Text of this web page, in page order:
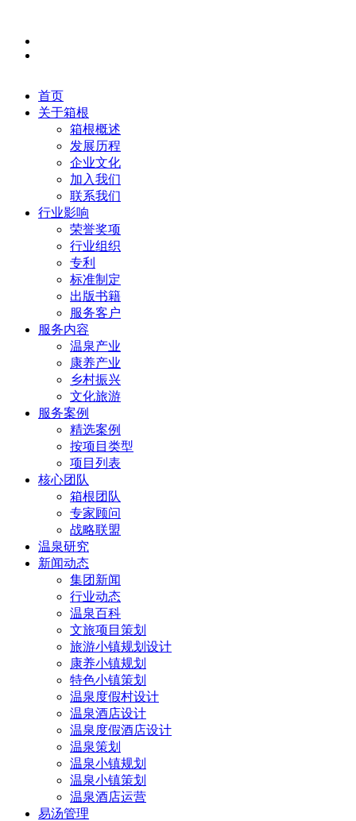
首页
关于箱根
箱根概述
发展历程
企业文化
加入我们
联系我们
行业影响
荣誉奖项
行业组织
专利
标准制定
出版书籍
服务客户
服务内容
温泉产业
康养产业
乡村振兴
文化旅游
服务案例
精选案例
按项目类型
项目列表
核心团队
箱根团队
专家顾问
战略联盟
温泉研究
新闻动态
集团新闻
行业动态
温泉百科
文旅项目策划
旅游小镇规划设计
康养小镇规划
特色小镇策划
温泉度假村设计
温泉酒店设计
温泉度假酒店设计
温泉策划
温泉小镇规划
温泉小镇策划
温泉酒店运营
易汤管理